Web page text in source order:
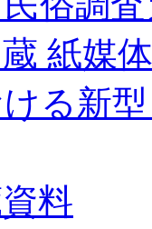
紙媒
る新
料